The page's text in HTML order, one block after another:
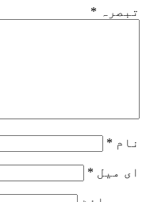
تبصرہ *
نام *
ای میل *